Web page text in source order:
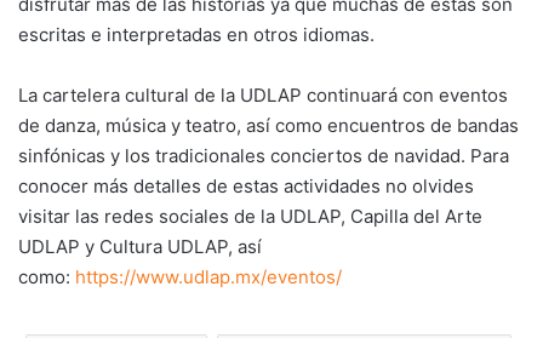
escritas e interpretadas en otros idiomas.
La cartelera cultural de la UDLAP continuará con eventos
de danza, música y teatro, así como encuentros de bandas
sinfónicas y los tradicionales conciertos de navidad. Para
conocer más detalles de estas actividades no olvides
visitar las redes sociales de la UDLAP, Capilla del Arte
UDLAP y Cultura UDLAP, así
como: https://www.udlap.mx/eventos/